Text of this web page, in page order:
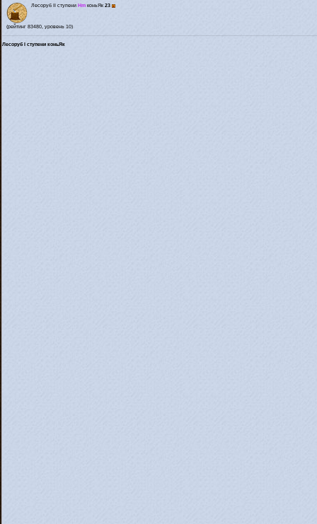
Лесоруб II ступени Hm коньЯк 23
(рейтинг 83480, уровень 10)
Лесоруб I ступени коньЯк